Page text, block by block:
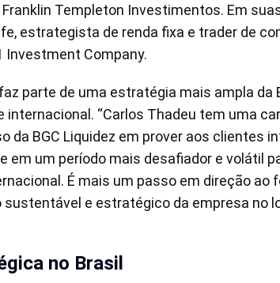
Templeton Investimentos. Em
estrategista de renda fixa e trader de
Investment Company.
parte de uma estratégia mais ampla da
internacional. “Carlos Thadeu tem uma
da BGC Liquidez em prover aos clientes
em um período mais desafiador e volátil
É mais um passo em direção
e estratégico da empresa no
no Brasil